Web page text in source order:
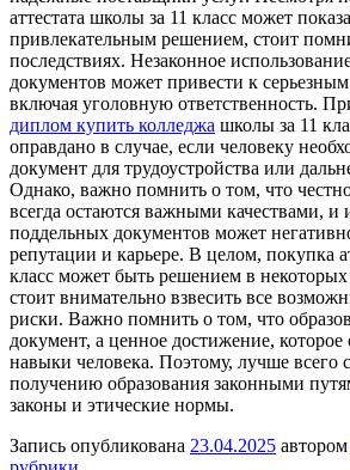
аттестата школы за 11 класс может
привлекательным решением, стоит
последствиях. Незаконное
документов может привести к
включая уголовную ответственность.
диплом купить колледжа школы за 11
оправдано в случае, если человеку
документ для трудоустройства или
Однако, важно помнить о том, что
всегда остаются важными качествами, и
поддельных документов может
репутации и карьере. В целом, покупка
класс может быть решением в некоторых
стоит внимательно взвесить все
риски. Важно помнить о том, что
документ, а ценное достижение, которое
навыки человека. Поэтому, лучше всего
получению образования законными
законы и этические нормы.
Запись опубликована 23.04.2025 автором